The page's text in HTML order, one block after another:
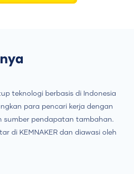
teknologi berbasis di Indonesia
para pencari kerja dengan
sumber pendapatan tambahan.
di KEMNAKER dan diawasi oleh